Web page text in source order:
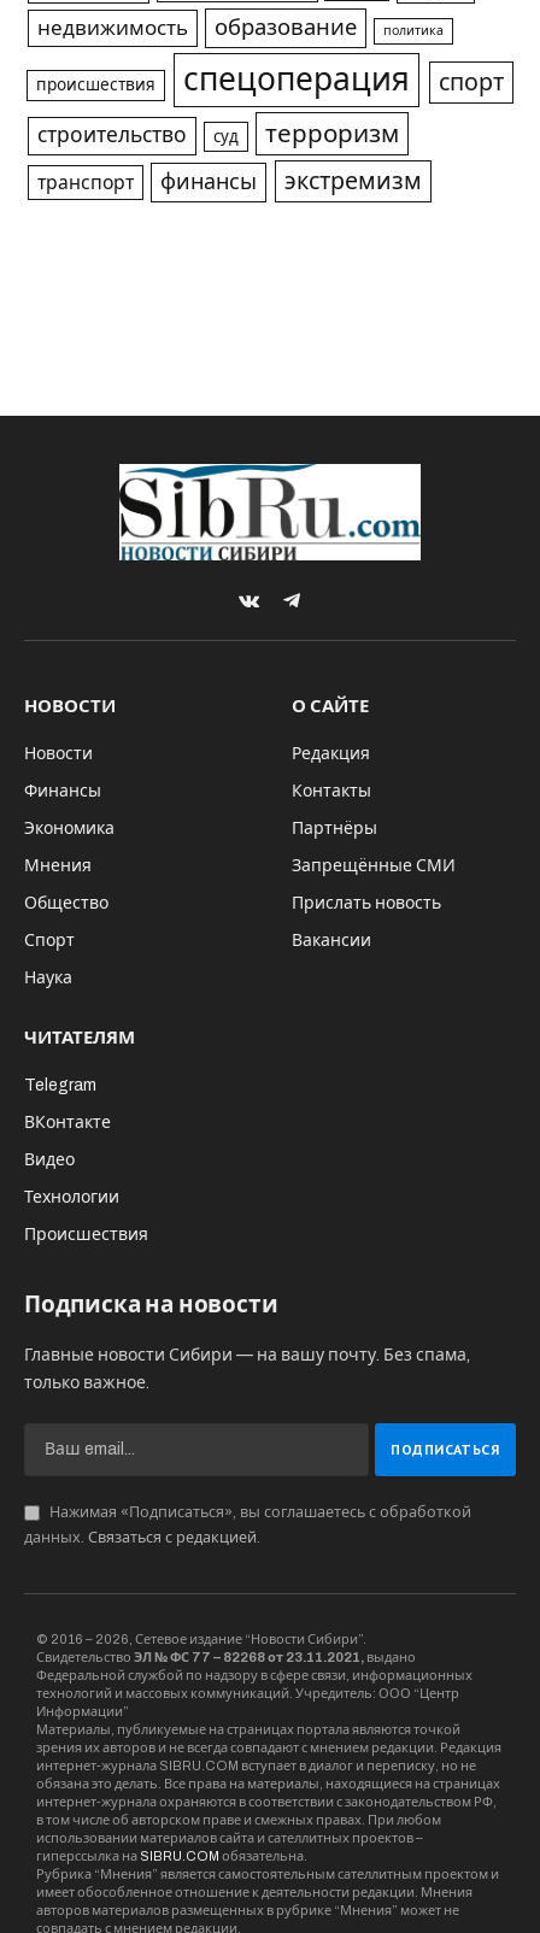
недвижимость
образование политика
происшествия спецоперация спорт
строительство суд терроризм
транспорт финансы экстремизм
VKontakteTelegram
НОВОСТИ
Новости
Финансы
Экономика
Мнения
Общество
Спорт
Наука
О САЙТЕ
Редакция
Контакты
Партнёры
Запрещённые СМИ
Прислать новость
Вакансии
ЧИТАТЕЛЯМ
Telegram
ВКонтакте
Видео
Технологии
Происшествия
Подписка на новости
Главные новости Сибири — на вашу почту. Без спама,
только важное.
Нажимая «Подписаться», вы соглашаетесь с обработкой
данных. Связаться с редакцией.
© 2016 – 2026, Сетевое издание “Новости Сибири”.
Свидетельство ЭЛ № ФС 77 – 82268 от 23.11.2021, выдано
Федеральной службой по надзору в сфере связи, информационных
технологий и массовых коммуникаций. Учредитель: ООО “Центр
Информации”
Материалы, публикуемые на страницах портала являются точкой
зрения их авторов и не всегда совпадают с мнением редакции. Редакция
интернет-журнала SIBRU.COM вступает в диалог и переписку, но не
обязана это делать. Все права на материалы, находящиеся на страницах
интернет-журнала охраняются в соответствии с законодательством РФ,
в том числе об авторском праве и смежных правах. При любом
использовании материалов сайта и сателлитных проектов –
гиперссылка на SIBRU.COM обязательна.
Рубрика “Мнения” является самостоятельным сателлитным проектом и
имеет обособленное отношение к деятельности редакции. Мнения
авторов материалов размещенных в рубрике “Мнения” может не
совпадать с мнением редакции.